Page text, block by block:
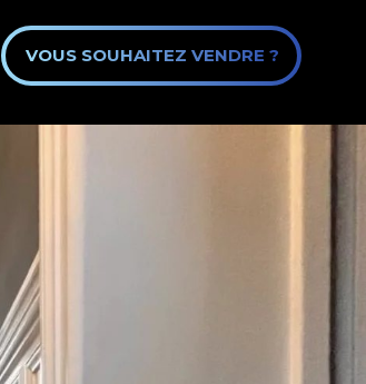
VOUS SOUHAITEZ VENDRE ?